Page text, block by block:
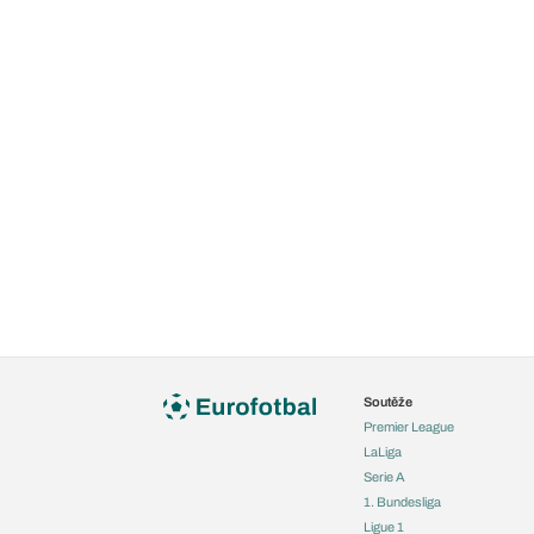
Soutěže
Premier League
LaLiga
Serie A
1. Bundesliga
Ligue 1